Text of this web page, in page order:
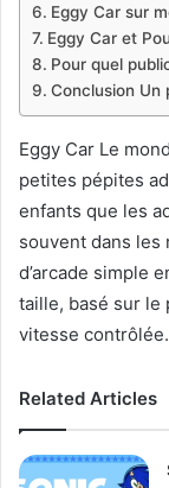
Eggy Car sur
Eggy Car et
Pour quel
Conclusion Un
Eggy Car Le
petites pépites
enfants que les
souvent dans les
d’arcade simple
taille, basé sur le
vitesse contrôlée.
Related Articles